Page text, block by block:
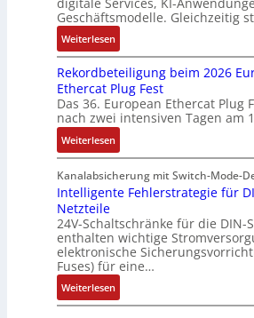
b
u
n
g
e
n
s
a
n
a
l
y
s
e
z
e
u
g
e
w
a
c
h
t
t
h
e
r
m
i
s
c
h
e
G
e
h
ä
0
u
n
d
4
0
A
i
u
n
g
e
n
e
u
i
e
r
e
n
A
Geschäftsmodelle. Gleichzeitig
Weiterlesen:
D
a
t
e
n
s
o
u
v
r
ä
n
i
t
ä
Rekordbeteiligung beim 2026
Ethercat Plug Fest
Das 36. European Ethercat Plug
nach zwei intensiven Tagen am
Weiterlesen:
R
e
k
r
d
b
e
t
e
Kanalabsicherung mit Switch-Mode-
Intelligente Fehlerstrategie für
Netzteile
24V-Schaltschränke für die DIN-
enthalten wichtige
elektronische
Fuses) für eine…
Weiterlesen:
I